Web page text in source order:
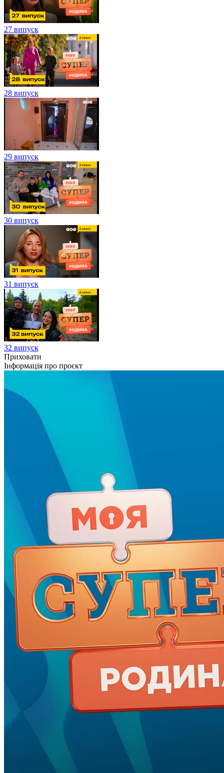
27 випуск
28 випуск
29 випуск
30 випуск
31 випуск
32 випуск
Приховати
Інформація про проєкт